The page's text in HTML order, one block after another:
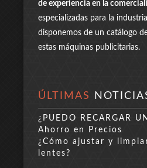
de experiencia en la
especializadas para la
disponemos de un catálogo
estas máquinas publicitarias.
ÚLTIMAS
¿PUEDO RECARGAR
Ahorro en Precios
¿Cómo ajustar y
lentes?